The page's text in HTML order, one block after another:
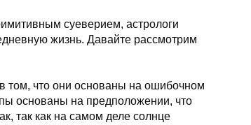
суеверием, астрологи
жизнь. Давайте рассмотрим
том, что они основаны на ошибочном
основаны на предположении, что
так как на самом деле солнце